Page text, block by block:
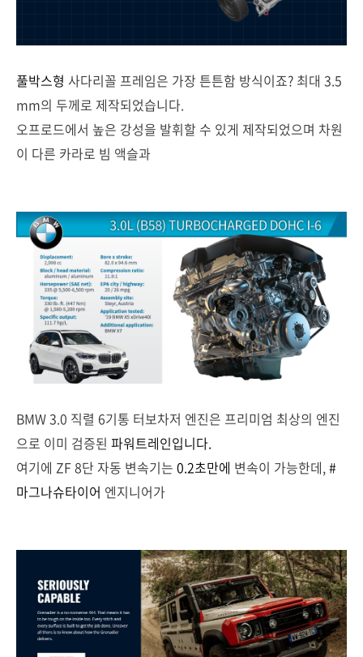
풀박스형 사다리꼴 프레임은 가장 튼튼함 방식이죠? 최대 3.5
mm의 두께로 제작되었습니다.
오프로드에서 높은 강성을 발휘할 수 있게 제작되었으며 차원
이 다른 카라로 빔 액슬과
BMW 3.0 직렬 6기통 터보차저 엔진은 프리미엄 최상의 엔진
으로 이미 검증된 파워트레인입니다.
여기에 ZF 8단 자동 변속기는 0.2초만에 변속이 가능한데,#
마그나슈타이어 엔지니어가